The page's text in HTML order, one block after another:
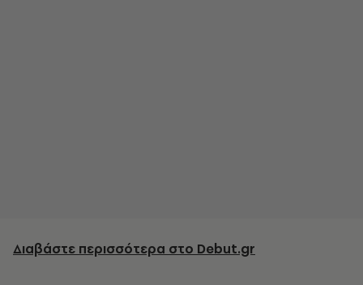
Διαβάστε περισσότερα στο Debut.gr